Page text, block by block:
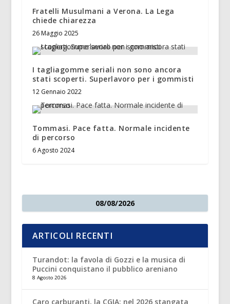
Fratelli Musulmani a Verona. La Lega
chiede chiarezza
26 Maggio 2025
I tagliagomme seriali non sono ancora
stati scoperti. Superlavoro per i gommisti
12 Gennaio 2022
Tommasi. Pace fatta. Normale incidente
di percorso
6 Agosto 2024
08/08/2026
ARTICOLI RECENTI
Turandot: la favola di Gozzi e la musica di
Puccini conquistano il pubblico areniano
8 Agosto 2026
Caro carburanti, la CGIA: nel 2026 stangata